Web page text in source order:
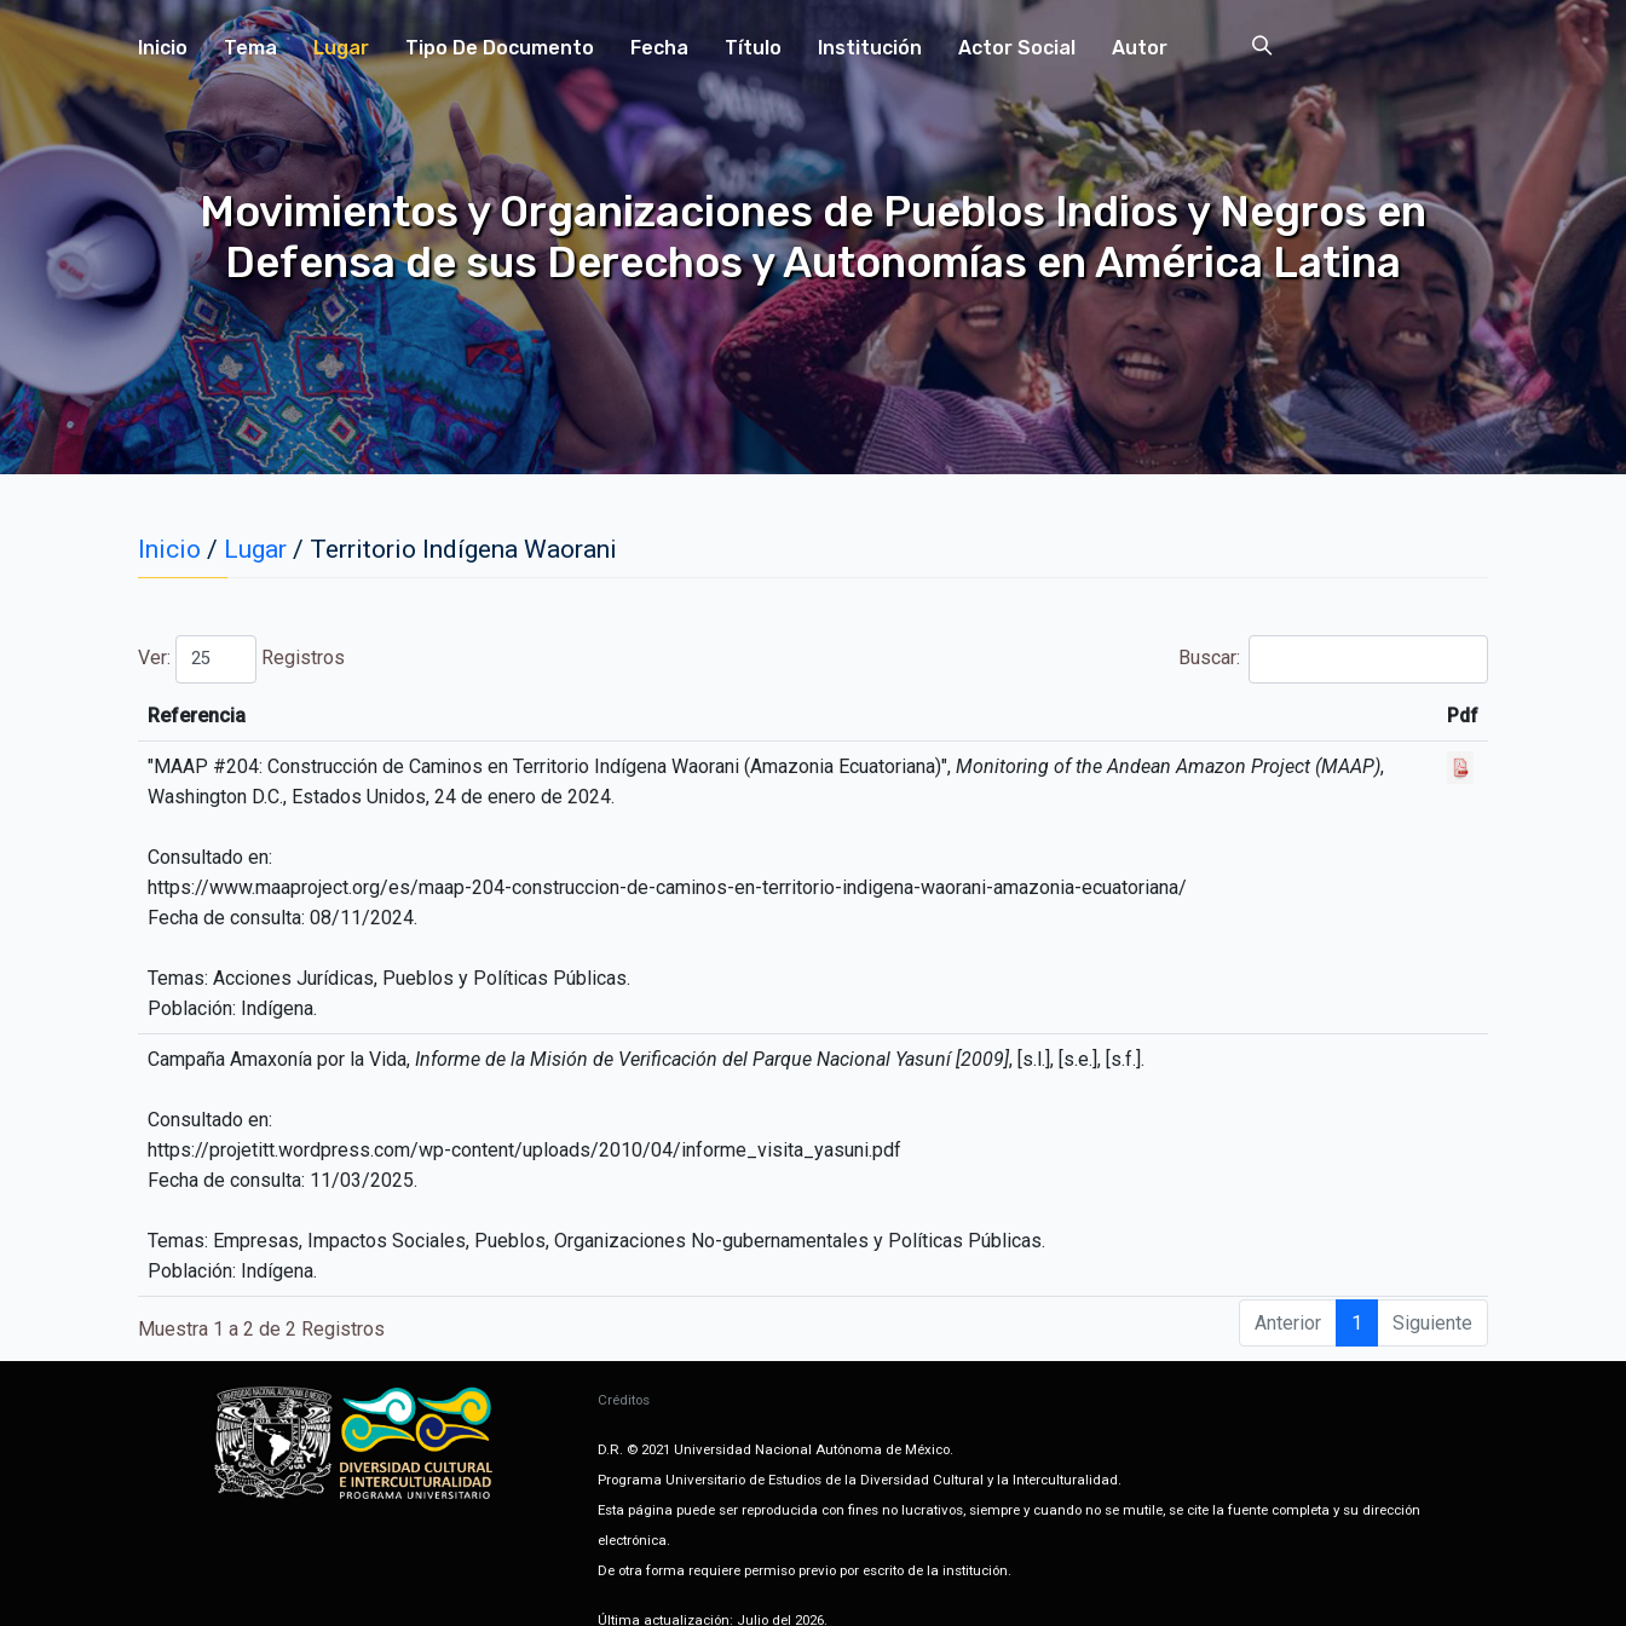
Inicio Tema Lugar Tipo De Documento Fecha Título Institución Actor Social Autor
Movimientos y Organizaciones de Pueblos Indios y Negros en
Defensa de sus Derechos y Autonomías en América Latina
Inicio / Lugar / Territorio Indígena Waorani
Ver: Registros Buscar:
Referencia
Pdf
Referencia
Pdf
"MAAP #204: Construcción de Caminos en Territorio Indígena Waorani (Amazonia Ecuatoriana)", Monitoring of the Andean Amazon Project (MAAP),
Washington D.C., Estados Unidos, 24 de enero de 2024.
Consultado en:
https://www.maaproject.org/es/maap-204-construccion-de-caminos-en-territorio-indigena-waorani-amazonia-ecuatoriana/
Fecha de consulta: 08/11/2024.
Temas: Acciones Jurídicas, Pueblos y Políticas Públicas.
Población: Indígena.
Campaña Amaxonía por la Vida, Informe de la Misión de Verificación del Parque Nacional Yasuní [2009], [s.l.], [s.e.], [s.f.].
Consultado en:
https://projetitt.wordpress.com/wp-content/uploads/2010/04/informe_visita_yasuni.pdf
Fecha de consulta: 11/03/2025.
Temas: Empresas, Impactos Sociales, Pueblos, Organizaciones No-gubernamentales y Políticas Públicas.
Población: Indígena.
Muestra 1 a 2 de 2 Registros Anterior 1 Siguiente
Créditos
D.R. © 2021 Universidad Nacional Autónoma de México.
Programa Universitario de Estudios de la Diversidad Cultural y la Interculturalidad.
Esta página puede ser reproducida con fines no lucrativos, siempre y cuando no se mutile, se cite la fuente completa y su dirección
electrónica.
De otra forma requiere permiso previo por escrito de la institución.
Última actualización: Julio del 2026.